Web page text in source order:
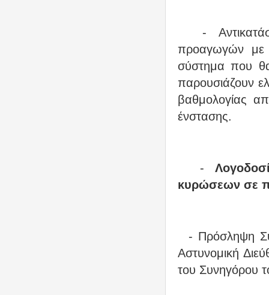
-
προαγωγών με
σύστημα που θα
παρουσιάζουν
βαθμολογίας
ένστασης.
-
κυρώσεων σε
- Πρόσληψη
Αστυνομική
του Συνηγόρου